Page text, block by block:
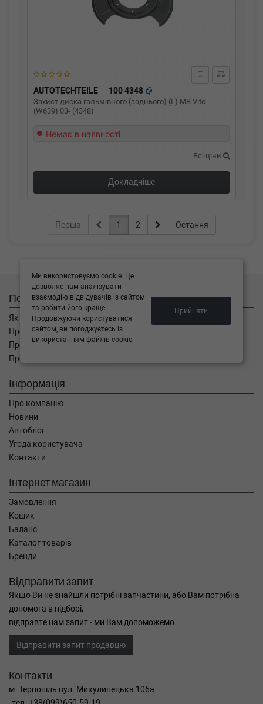
AUTOTECHTEILE 100 4348
Захист диска гальмівного (заднього) (L) MB Vito
(W639) 03- (4348)
Немає в наявності
Всі ціни
Докладніше
Перша 1 2 Остання
Покупцям
Як замовити
Про оплату
Про доставку
Про повернення
Інформація
Про компанію
Новини
Автоблог
Угода користувача
Контакти
Інтернет магазин
Замовлення
Кошик
Баланс
Каталог товарів
Бренди
Відправити запит
Якщо Ви не знайшли потрібні запчастини, або Вам потрібна
допомога в підборі,
відправте нам запит - ми Вам допоможемо
Відправити запит продавцю
Контакти
м. Тернопіль вул. Микулинецька 106а
Ми використовуємо cookie. Це
дозволяє нам аналізувати
взаємодію відвідувачів із сайтом
та робити його краще.
Продовжуючи користуватися
сайтом, ви погоджуєтесь із
використанням файлів cookie.
Прийняти